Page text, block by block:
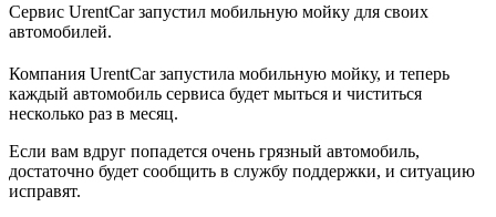
Сервис UrentCar запустил мобильную мойку для своих
автомобилей.
Компания UrentCar запустила мобильную мойку, и теперь
каждый автомобиль сервиса будет мыться и чиститься
несколько раз в месяц.
Если вам вдруг попадется очень грязный автомобиль,
достаточно будет сообщить в службу поддержки, и ситуацию
исправят.